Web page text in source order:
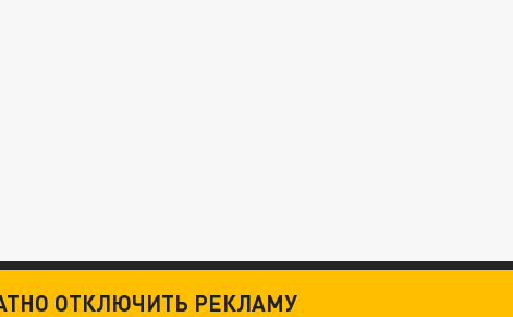
ОТКЛЮЧИТЬ РЕКЛАМУ